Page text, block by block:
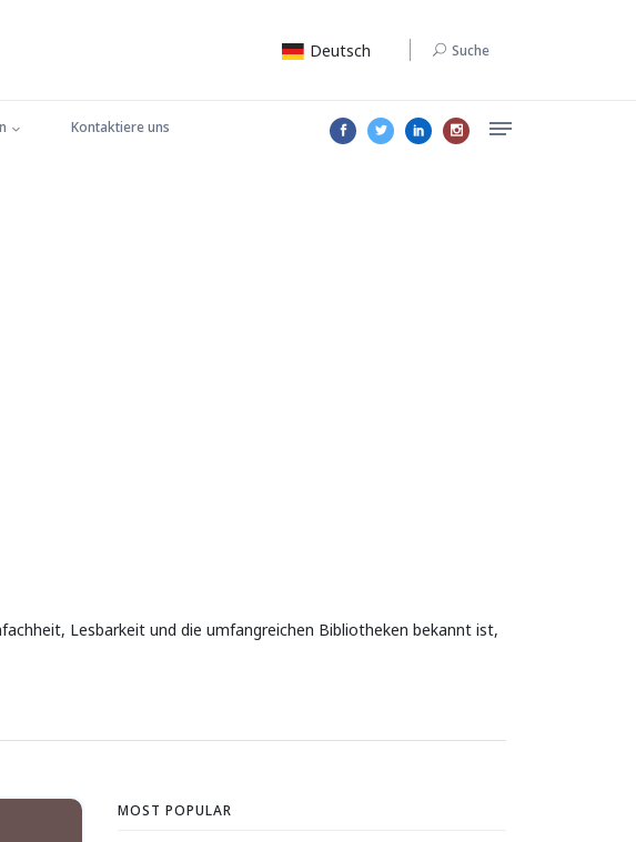
Deutsch Suche
Kontaktiere uns
Lesbarkeit und die umfangreichen Bibliotheken bekannt ist,
MOST POPULAR